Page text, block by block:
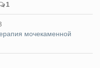
1
мочекаменной